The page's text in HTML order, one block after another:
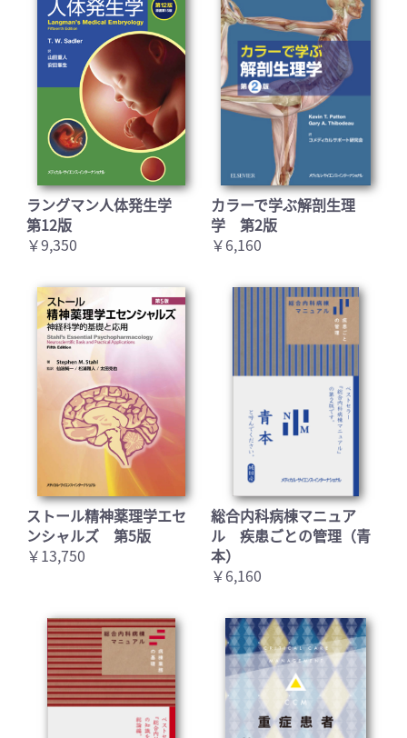
お買い物を続ける カートへ進む
ラングマン人体発生学
第12版
￥9,350
カラーで学ぶ解剖生理
学 第2版
￥6,160
ストール精神薬理学エセ
ンシャルズ 第5版
￥13,750
総合内科病棟マニュア
ル 疾患ごとの管理（青
本）
￥6,160